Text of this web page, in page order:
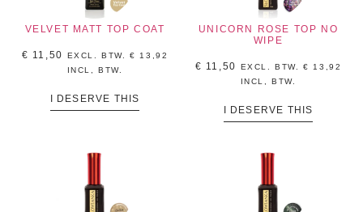
VELVET MATT TOP COAT
€ 11,50 EXCL. BTW.€ 13,92
INCL, BTW.
I DESERVE THIS
UNICORN ROSE TOP NO
WIPE
€ 11,50 EXCL. BTW.€ 13,92
INCL, BTW.
I DESERVE THIS